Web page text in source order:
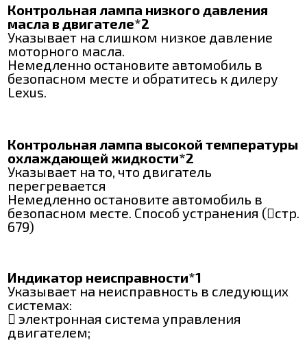
Контрольная лампа низкого давления
масла в двигателе*2
Указывает на слишком низкое давление
моторного масла.
Немедленно остановите автомобиль в
безопасном месте и обратитесь к дилеру
Lexus.
Контрольная лампа высокой температуры
охлаждающей жидкости*2
Указывает на то, что двигатель
перегревается
Немедленно остановите автомобиль в
безопасном месте. Способ устранения (стр.
679)
Индикатор неисправности*1
Указывает на неисправность в следующих
системах:
 электронная система управления
двигателем;